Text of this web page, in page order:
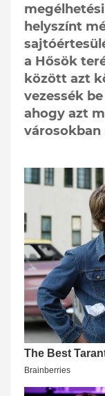
helyszínt
a Hősök
között azt
vezessék
ahogy azt